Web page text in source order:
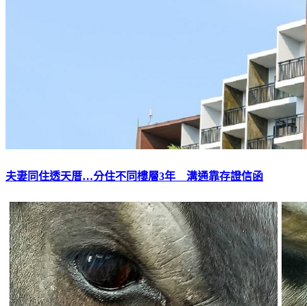
夫妻同住透天厝…分住不同樓層3年 溝通靠存證信函